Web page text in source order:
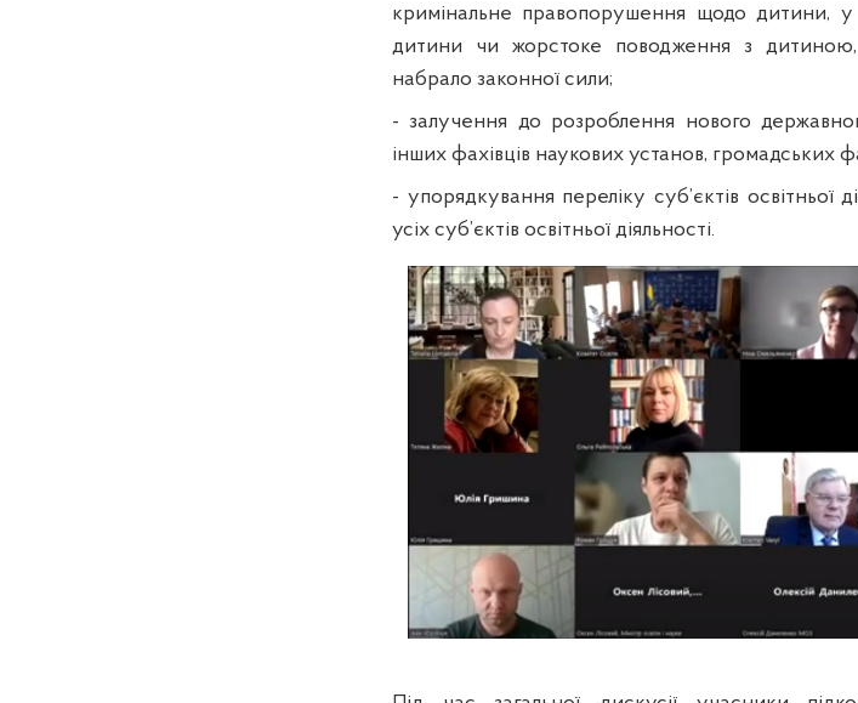
кримінальне правопорушення щодо дитини,
дитини чи жорстоке поводження з
набрало законної сили;
- залучення до розроблення нового
інших фахівців наукових установ, громадських
- упорядкування переліку суб’єктів освітньої
усіх суб’єктів освітньої діяльності.